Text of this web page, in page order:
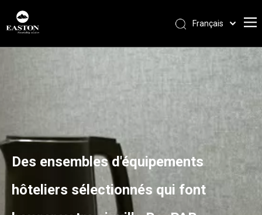
Français
Pусский
English
Des ensembles d'équipements
hôteliers sélectionnés qui font